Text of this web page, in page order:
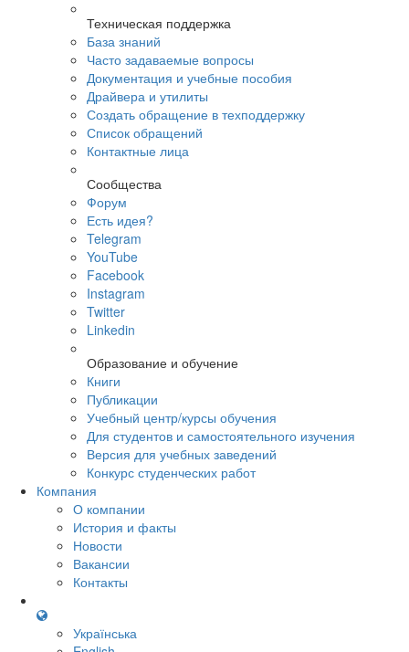
Техническая поддержка
База знаний
Часто задаваемые вопросы
Документация и учебные пособия
Драйвера и утилиты
Создать обращение в техподдержку
Список обращений
Контактные лица
Сообщества
Форум
Есть идея?
Telegram
YouTube
Facebook
Instagram
Twitter
Linkedin
Образование и обучение
Книги
Публикации
Учебный центр/курсы обучения
Для студентов и самостоятельного изучения
Версия для учебных заведений
Конкурс студенческих работ
Компания
О компании
История и факты
Новости
Вакансии
Контакты
Українська